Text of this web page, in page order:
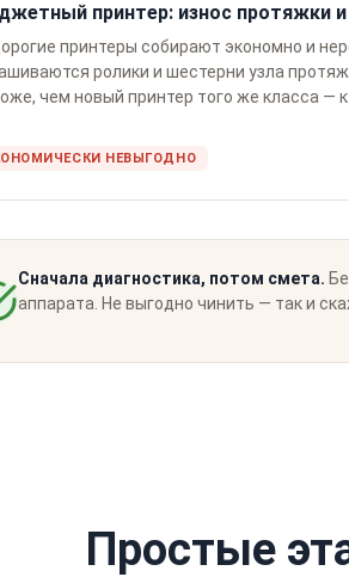
принтер: износ протяжки
принтеры собирают экономно и
ролики и шестерни узла
чем новый принтер того же класса —
НЕВЫГОДНО
Сначала диагностика, потом смета.
аппарата. Не выгодно чинить — так и
Простые